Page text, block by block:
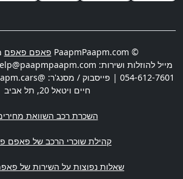
© PaapmPaapm.com פאפם פאפם
מייל להוזלות ושירות:
054-612-7601 | פייסבוק / מסנג'ר: @PaapmPaapm.cars | משרדים:
חיים ויטאל 20
, תל אביב
השכרת רכב השוואת
קהילת שוכרי הרכב של פאפם
שאלות נפוצות על השירות של